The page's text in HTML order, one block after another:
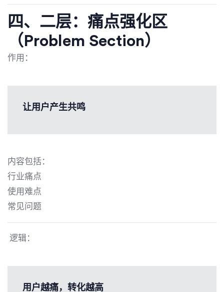
四、二层：痛点强化区
（Problem Section）
作用：
让用户产生共鸣
内容包括：
行业痛点
使用难点
常见问题
逻辑：
用户越痛，转化越高